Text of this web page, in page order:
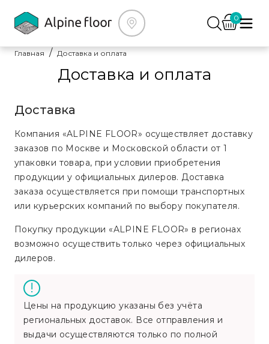
0
Главная Доставка и оплата
Доставка и оплата
Доставка
Компания «ALPINE FLOOR» осуществляет доставку
заказов по Москве и Московской области от 1
упаковки товара, при условии приобретения
продукции у официальных дилеров. Доставка
заказа осуществляется при помощи транспортных
или курьерских компаний по выбору покупателя.
Покупку продукции «ALPINE FLOOR» в регионах
возможно осуществить только через официальных
дилеров.
Цены на продукцию указаны без учёта
региональных доставок. Все отправления и
выдачи осуществляются только по полной